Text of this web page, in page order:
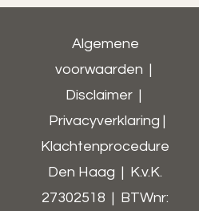
Algemene
voorwaarden
Disclaimer
Privacyverklaring
Klachtenprocedure
Den Haag | K.v.K.
27302518 | BTWnr: